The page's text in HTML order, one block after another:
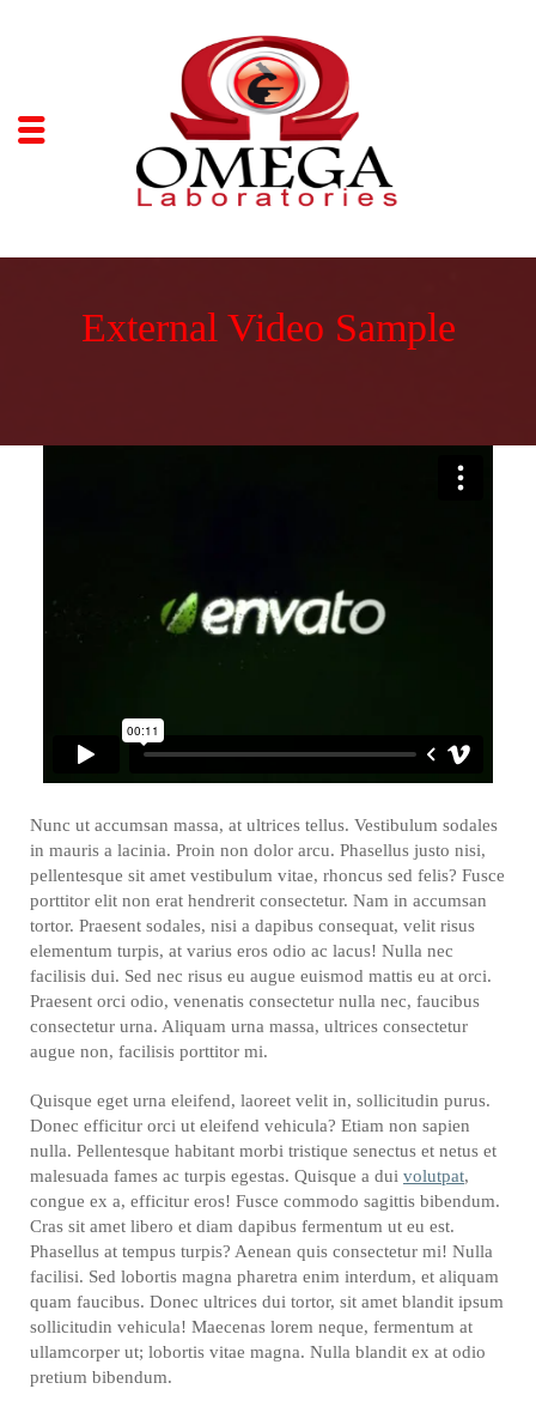
External Video Sample
Nunc ut accumsan massa, at ultrices tellus. Vestibulum sodales
in mauris a lacinia. Proin non dolor arcu. Phasellus justo nisi,
pellentesque sit amet vestibulum vitae, rhoncus sed felis? Fusce
porttitor elit non erat hendrerit consectetur. Nam in accumsan
tortor. Praesent sodales, nisi a dapibus consequat, velit risus
elementum turpis, at varius eros odio ac lacus! Nulla nec
facilisis dui. Sed nec risus eu augue euismod mattis eu at orci.
Praesent orci odio, venenatis consectetur nulla nec, faucibus
consectetur urna. Aliquam urna massa, ultrices consectetur
augue non, facilisis porttitor mi.
Quisque eget urna eleifend, laoreet velit in, sollicitudin purus.
Donec efficitur orci ut eleifend vehicula? Etiam non sapien
nulla. Pellentesque habitant morbi tristique senectus et netus et
malesuada fames ac turpis egestas. Quisque a dui volutpat,
congue ex a, efficitur eros! Fusce commodo sagittis bibendum.
Cras sit amet libero et diam dapibus fermentum ut eu est.
Phasellus at tempus turpis? Aenean quis consectetur mi! Nulla
facilisi. Sed lobortis magna pharetra enim interdum, et aliquam
quam faucibus. Donec ultrices dui tortor, sit amet blandit ipsum
sollicitudin vehicula! Maecenas lorem neque, fermentum at
ullamcorper ut; lobortis vitae magna. Nulla blandit ex at odio
pretium bibendum.